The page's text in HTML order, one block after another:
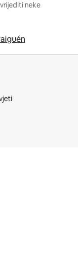
neke